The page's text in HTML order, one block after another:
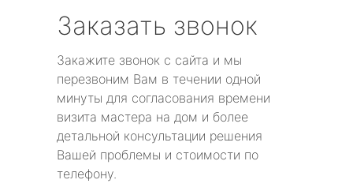
Заказать звонок
Закажите звонок с сайта и мы
перезвоним Вам в течении одной
минуты для согласования времени
визита мастера на дом и более
детальной консультации решения
Вашей проблемы и стоимости по
телефону.